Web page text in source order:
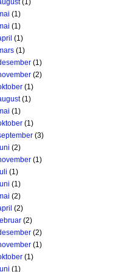
(1)
(1)
(1)
(1)
(1)
(2)
(1)
(1)
(1)
(1)
(3)
(2)
(1)
(1)
(1)
(2)
(2)
(2)
(2)
(1)
(1)
(1)